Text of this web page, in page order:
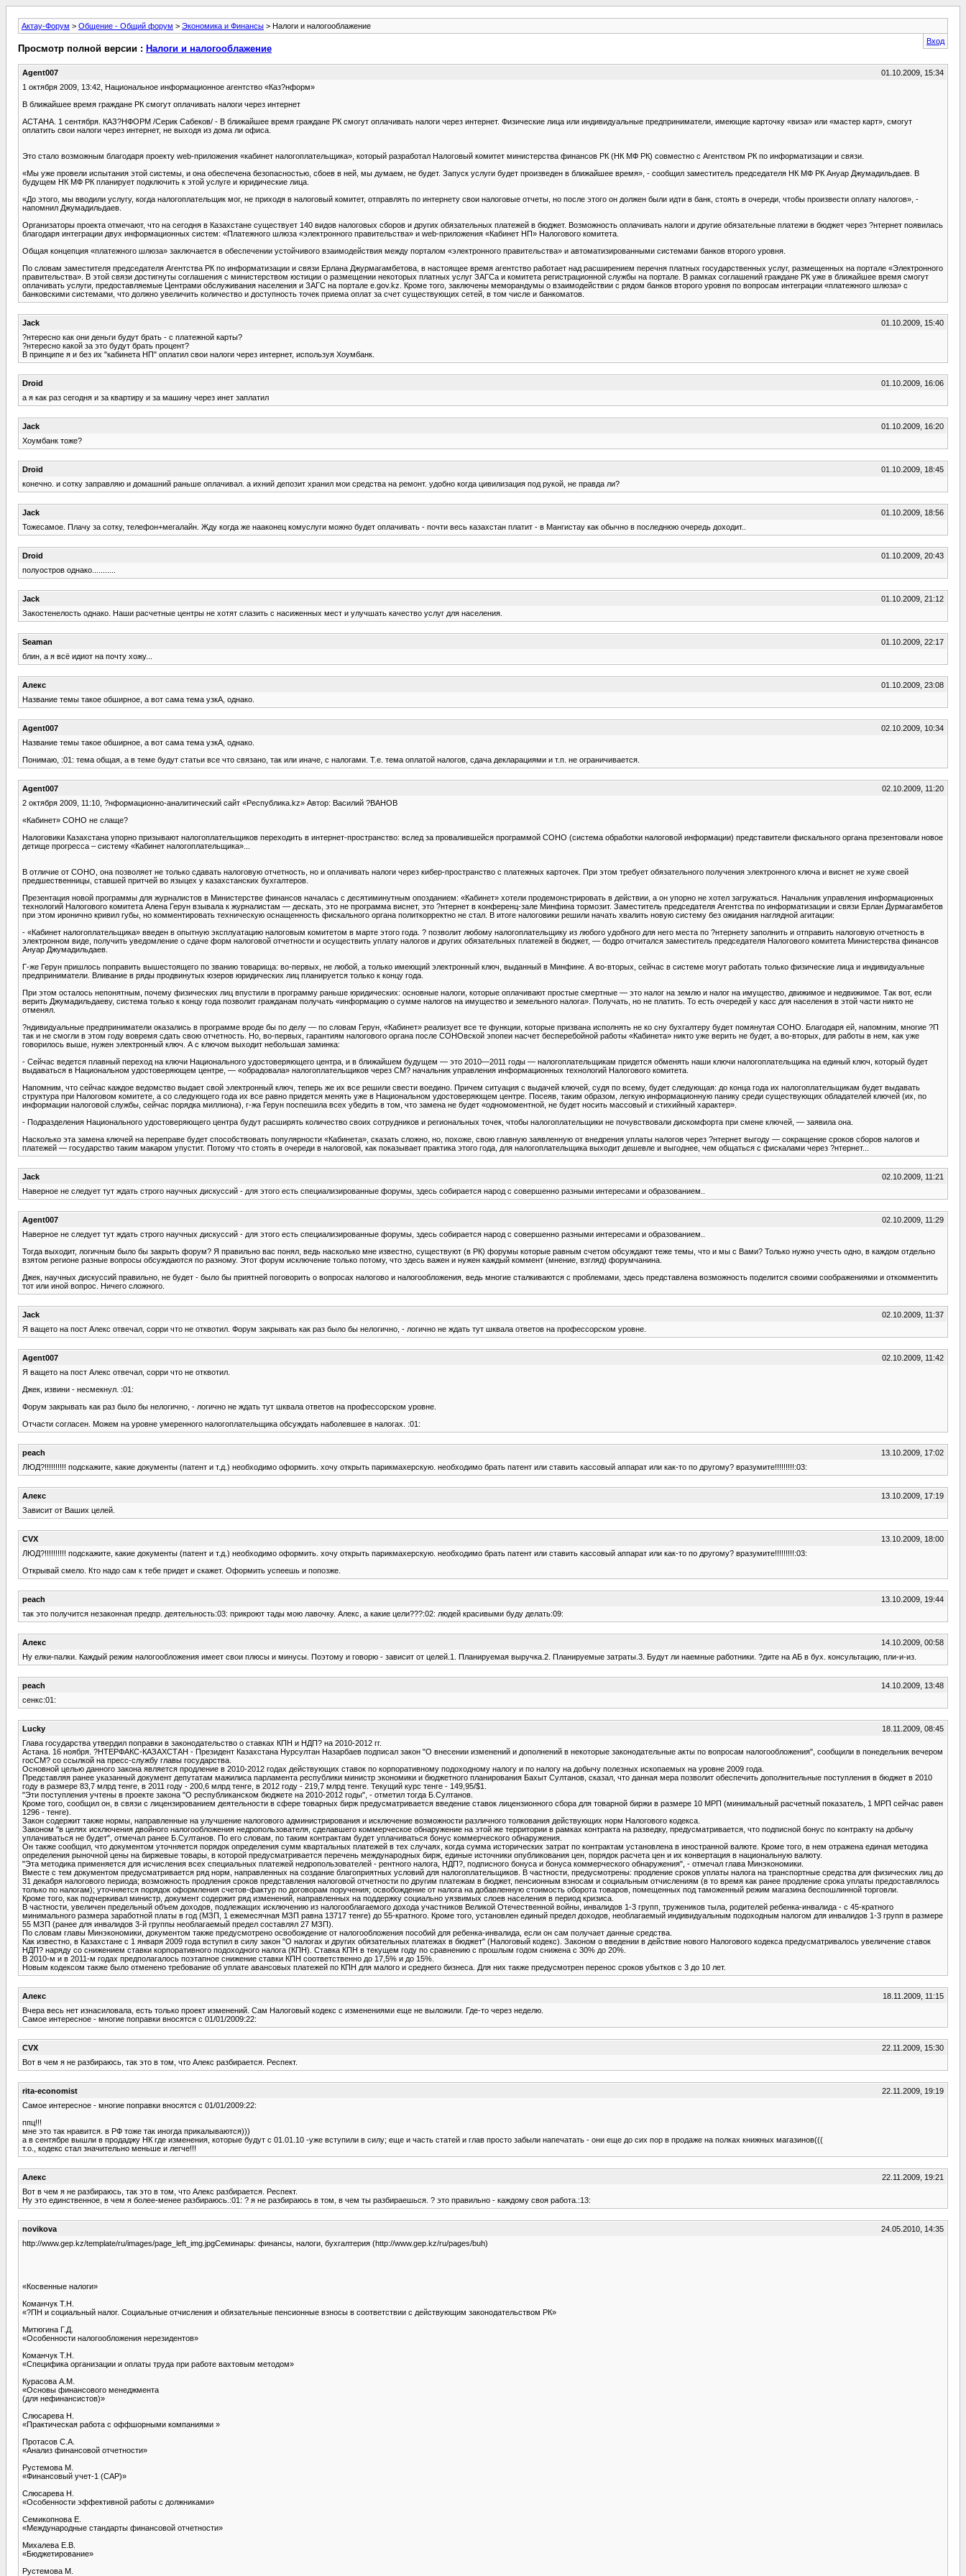
Актау-Форум > Общение - Общий форум > Экономика и Финансы > Налоги и налогооблажение
Вход
Просмотр полной версии : Налоги и налогооблажение
Agent007
01.10.2009, 15:34
1 октября 2009, 13:42, Национальное информационное агентство «Каз?нформ»
В ближайшее время граждане РК смогут оплачивать налоги через интернет
АСТАНА. 1 сентября. КАЗ?НФОРМ /Серик Сабеков/ - В ближайшее время граждане РК смогут оплачивать налоги через интернет. Физические лица или индивидуальные предприниматели, имеющие карточку «виза» или «мастер карт», смогут
оплатить свои налоги через интернет, не выходя из дома ли офиса.
Это стало возможным благодаря проекту web-приложения «кабинет налогоплательщика», который разработал Налоговый комитет министерства финансов РК (НК МФ РК) совместно с Агентством РК по информатизации и связи.
«Мы уже провели испытания этой системы, и она обеспечена безопасностью, сбоев в ней, мы думаем, не будет. Запуск услуги будет произведен в ближайшее время», - сообщил заместитель председателя НК МФ РК Ануар Джумадильдаев. В
будущем НК МФ РК планирует подключить к этой услуге и юридические лица.
«До этого, мы вводили услугу, когда налогоплательщик мог, не приходя в налоговый комитет, отправлять по интернету свои налоговые отчеты, но после этого он должен были идти в банк, стоять в очереди, чтобы произвести оплату налогов», -
напомнил Джумадильдаев.
Организаторы проекта отмечают, что на сегодня в Казахстане существует 140 видов налоговых сборов и других обязательных платежей в бюджет. Возможность оплачивать налоги и другие обязательные платежи в бюджет через ?нтернет появилась
благодаря интеграции двух информационных систем: «Платежного шлюза «электронного правительства» и web-приложения «Кабинет НП» Налогового комитета.
Общая концепция «платежного шлюза» заключается в обеспечении устойчивого взаимодействия между порталом «электронного правительства» и автоматизированными системами банков второго уровня.
По словам заместителя председателя Агентства РК по информатизации и связи Ерлана Джурмагамбетова, в настоящее время агентство работает над расширением перечня платных государственных услуг, размещенных на портале «Электронного
правительства». В этой связи достигнуты соглашения с министерством юстиции о размещении некоторых платных услуг ЗАГСа и комитета регистрационной службы на портале. В рамках соглашений граждане РК уже в ближайшее время смогут
оплачивать услуги, предоставляемые Центрами обслуживания населения и ЗАГС на портале e.gov.kz. Кроме того, заключены меморандумы о взаимодействии с рядом банков второго уровня по вопросам интеграции «платежного шлюза» с
банковскими системами, что должно увеличить количество и доступность точек приема оплат за счет существующих сетей, в том числе и банкоматов.
Jack
01.10.2009, 15:40
?нтересно как они деньги будут брать - с платежной карты?
?нтересно какой за это будут брать процент?
В принципе я и без их "кабинета НП" оплатил свои налоги через интернет, используя Хоумбанк.
Droid
01.10.2009, 16:06
а я как раз сегодня и за квартиру и за машину через инет заплатил
Jack
01.10.2009, 16:20
Хоумбанк тоже?
Droid
01.10.2009, 18:45
конечно. и сотку заправляю и домашний раньше оплачивал. а ихний депозит хранил мои средства на ремонт. удобно когда цивилизация под рукой, не правда ли?
Jack
01.10.2009, 18:56
Тожесамое. Плачу за сотку, телефон+мегалайн. Жду когда же нааконец комуслуги можно будет оплачивать - почти весь казахстан платит - в Мангистау как обычно в последнюю очередь доходит..
Droid
01.10.2009, 20:43
полуостров однако...........
Jack
01.10.2009, 21:12
Закостенелость однако. Наши расчетные центры не хотят слазить с насиженных мест и улучшать качество услуг для населения.
Seaman
01.10.2009, 22:17
блин, а я всё идиот на почту хожу...
Алекс
01.10.2009, 23:08
Название темы такое обширное, а вот сама тема узкА, однако.
Agent007
02.10.2009, 10:34
Название темы такое обширное, а вот сама тема узкА, однако.
Понимаю, :01: тема общая, а в теме будут статьи все что связано, так или иначе, с налогами. Т.е. тема оплатой налогов, сдача декларациями и т.п. не ограничивается.
Agent007
02.10.2009, 11:20
2 октября 2009, 11:10, ?нформационно-аналитический сайт «Республика.kz» Автор: Василий ?ВАНОВ
«Кабинет» СОНО не слаще?
Налоговики Казахстана упорно призывают налогоплательщиков переходить в интернет-пространство: вслед за провалившейся программой СОНО (система обработки налоговой информации) представители фискального органа презентовали новое
детище прогресса – систему «Кабинет налогоплательщика»...
В отличие от СОНО, она позволяет не только сдавать налоговую отчетность, но и оплачивать налоги через кибер-пространство с платежных карточек. При этом требует обязательного получения электронного ключа и виснет не хуже своей
предшественницы, ставшей притчей во языцех у казахстанских бухгалтеров.
Презентация новой программы для журналистов в Министерстве финансов началась с десятиминутным опозданием: «Кабинет» хотели продемонстрировать в действии, а он упорно не хотел загружаться. Начальник управления информационных
технологий Налогового комитета Алена Герун взывала к журналистам — дескать, это не программа виснет, это ?нтернет в конференц-зале Минфина тормозит. Заместитель председателя Агентства по информатизации и связи Ерлан Дурмагамбетов
при этом иронично кривил губы, но комментировать техническую оснащенность фискального органа политкорректно не стал. В итоге налоговики решили начать хвалить новую систему без ожидания наглядной агитации:
- «Кабинет налогоплательщика» введен в опытную эксплуатацию налоговым комитетом в марте этого года. ? позволит любому налогоплательщику из любого удобного для него места по ?нтернету заполнить и отправить налоговую отчетность в
электронном виде, получить уведомление о сдаче форм налоговой отчетности и осуществить уплату налогов и других обязательных платежей в бюджет, — бодро отчитался заместитель председателя Налогового комитета Министерства финансов
Ануар Джумадильдаев.
Г-же Герун пришлось поправить вышестоящего по званию товарища: во-первых, не любой, а только имеющий электронный ключ, выданный в Минфине. А во-вторых, сейчас в системе могут работать только физические лица и индивидуальные
предприниматели. Вливание в ряды продвинутых юзеров юридических лиц планируется только к концу года.
При этом осталось непонятным, почему физических лиц впустили в программу раньше юридических: основные налоги, которые оплачивают простые смертные — это налог на землю и налог на имущество, движимое и недвижимое. Так вот, если
верить Джумадильдаеву, система только к концу года позволит гражданам получать «информацию о сумме налогов на имущество и земельного налога». Получать, но не платить. То есть очередей у касс для населения в этой части никто не
отменял.
?ндивидуальные предприниматели оказались в программе вроде бы по делу — по словам Герун, «Кабинет» реализует все те функции, которые призвана исполнять не ко сну бухгалтеру будет помянутая СОНО. Благодаря ей, напомним, многие ?П
так и не смогли в этом году вовремя сдать свою отчетность. Но, во-первых, гарантиям налогового органа после СОНОвской эпопеи насчет бесперебойной работы «Кабинета» никто уже верить не будет, а во-вторых, для работы в нем, как уже
говорилось выше, нужен электронный ключ. А с ключом выходит небольшая заминка:
- Сейчас ведется плавный переход на ключи Национального удостоверяющего центра, и в ближайшем будущем — это 2010—2011 годы — налогоплательщикам придется обменять наши ключи налогоплательщика на единый ключ, который будет
выдаваться в Национальном удостоверяющем центре, — «обрадовала» налогоплательщиков через СМ? начальник управления информационных технологий Налогового комитета.
Напомним, что сейчас каждое ведомство выдает свой электронный ключ, теперь же их все решили свести воедино. Причем ситуация с выдачей ключей, судя по всему, будет следующая: до конца года их налогоплательщикам будет выдавать
структура при Налоговом комитете, а со следующего года их все равно придется менять уже в Национальном удостоверяющем центре. Посеяв, таким образом, легкую информационную панику среди существующих обладателей ключей (их, по
информации налоговой службы, сейчас порядка миллиона), г-жа Герун поспешила всех убедить в том, что замена не будет «одномоментной, не будет носить массовый и стихийный характер».
- Подразделения Национального удостоверяющего центра будут расширять количество своих сотрудников и региональных точек, чтобы налогоплательщики не почувствовали дискомфорта при смене ключей, — заявила она.
Насколько эта замена ключей на переправе будет способствовать популярности «Кабинета», сказать сложно, но, похоже, свою главную заявленную от внедрения уплаты налогов через ?нтернет выгоду — сокращение сроков сборов налогов и
платежей — государство таким макаром упустит. Потому что стоять в очереди в налоговой, как показывает практика этого года, для налогоплательщика выходит дешевле и выгоднее, чем общаться с фискалами через ?нтернет...
Jack
02.10.2009, 11:21
Наверное не следует тут ждать строго научных дискуссий - для этого есть специализированные форумы, здесь собирается народ с совершенно разными интересами и образованием..
Agent007
02.10.2009, 11:29
Наверное не следует тут ждать строго научных дискуссий - для этого есть специализированные форумы, здесь собирается народ с совершенно разными интересами и образованием..
Тогда выходит, логичным было бы закрыть форум? Я правильно вас понял, ведь насколько мне известно, существуют (в РК) форумы которые равным счетом обсуждают теже темы, что и мы с Вами? Только нужно учесть одно, в каждом отдельно
взятом регионе разные вопросы обсуждаются по разному. Этот форум исключение только потому, что здесь важен и нужен каждый коммент (мнение, взгляд) форумчанина.
Джек, научных дискуссий правильно, не будет - было бы приятней поговорить о вопросах налогово и налогообложения, ведь многие сталкиваются с проблемами, здесь представлена возможность поделится своими соображениями и откомментить
тот или иной вопрос. Ничего сложного.
Jack
02.10.2009, 11:37
Я ващето на пост Алекс отвечал, сорри что не отквотил. Форум закрывать как раз было бы нелогично, - логично не ждать тут шквала ответов на профессорском уровне.
Agent007
02.10.2009, 11:42
Я ващето на пост Алекс отвечал, сорри что не отквотил.
Джек, извини - несмекнул. :01:
Форум закрывать как раз было бы нелогично, - логично не ждать тут шквала ответов на профессорском уровне.
Отчасти согласен. Можем на уровне умеренного налогоплательщика обсуждать наболевшее в налогах. :01:
peach
13.10.2009, 17:02
ЛЮД?!!!!!!!!!! подскажите, какие документы (патент и т.д.) необходимо оформить. хочу открыть парикмахерскую. необходимо брать патент или ставить кассовый аппарат или как-то по другому? вразумите!!!!!!!!!:03:
Алекс
13.10.2009, 17:19
Зависит от Ваших целей.
CVX
13.10.2009, 18:00
ЛЮД?!!!!!!!!!! подскажите, какие документы (патент и т.д.) необходимо оформить. хочу открыть парикмахерскую. необходимо брать патент или ставить кассовый аппарат или как-то по другому? вразумите!!!!!!!!!:03:
Открывай смело. Кто надо сам к тебе придет и скажет. Оформить успеешь и попозже.
peach
13.10.2009, 19:44
так это получится незаконная предпр. деятельность:03: прикроют тады мою лавочку. Алекс, а какие цели???:02: людей красивыми буду делать:09:
Алекс
14.10.2009, 00:58
Ну елки-палки. Каждый режим налогообложения имеет свои плюсы и минусы. Поэтому и говорю - зависит от целей.1. Планируемая выручка.2. Планируемые затраты.3. Будут ли наемные работники. ?дите на АБ в бух. консультацию, пли-и-из.
peach
14.10.2009, 13:48
сенкс:01:
Lucky
18.11.2009, 08:45
Глава государства утвердил поправки в законодательство о ставках КПН и НДП? на 2010-2012 гг.
Астана. 16 ноября. ?НТЕРФАКС-КАЗАХСТАН - Президент Казахстана Нурсултан Назарбаев подписал закон "О внесении изменений и дополнений в некоторые законодательные акты по вопросам налогообложения", сообщили в понедельник вечером
госСМ? со ссылкой на пресс-службу главы государства.
Основной целью данного закона является продление в 2010-2012 годах действующих ставок по корпоративному подоходному налогу и по налогу на добычу полезных ископаемых на уровне 2009 года.
Представляя ранее указанный документ депутатам мажилиса парламента республики министр экономики и бюджетного планирования Бахыт Султанов, сказал, что данная мера позволит обеспечить дополнительные поступления в бюджет в 2010
году в размере 83,7 млрд тенге, в 2011 году - 200,6 млрд тенге, в 2012 году - 219,7 млрд тенге. Текущий курс тенге - 149,95/$1.
"Эти поступления учтены в проекте закона "О республиканском бюджете на 2010-2012 годы", - отметил тогда Б.Султанов.
Кроме того, сообщил он, в связи с лицензированием деятельности в сфере товарных бирж предусматривается введение ставок лицензионного сбора для товарной биржи в размере 10 МРП (минимальный расчетный показатель, 1 МРП сейчас равен
1296 - тенге).
Закон содержит также нормы, направленные на улучшение налогового администрирования и исключение возможности различного толкования действующих норм Налогового кодекса.
Законом "в целях исключения двойного налогообложения недропользователя, сделавшего коммерческое обнаружение на этой же территории в рамках контракта на разведку, предусматривается, что подписной бонус по контракту на добычу
уплачиваться не будет", отмечал ранее Б.Султанов. По его словам, по таким контрактам будет уплачиваться бонус коммерческого обнаружения.
Он также сообщил, что документом уточняется порядок определения сумм квартальных платежей в тех случаях, когда сумма исторических затрат по контрактам установлена в иностранной валюте. Кроме того, в нем отражена единая методика
определения рыночной цены на биржевые товары, в которой предусматривается перечень международных бирж, единые источники опубликования цен, порядок расчета цен и их конвертация в национальную валюту.
"Эта методика применяется для исчисления всех специальных платежей недропользователей - рентного налога, НДП?, подписного бонуса и бонуса коммерческого обнаружения", - отмечал глава Минэкономики.
Вместе с тем документом предусматривается ряд норм, направленных на создание благоприятных условий для налогоплательщиков. В частности, предусмотрены: продление сроков уплаты налога на транспортные средства для физических лиц до
31 декабря налогового периода; возможность продления сроков представления налоговой отчетности по другим платежам в бюджет, пенсионным взносам и социальным отчислениям (в то время как ранее продление срока уплаты предоставлялось
только по налогам); уточняется порядок оформления счетов-фактур по договорам поручения; освобождение от налога на добавленную стоимость оборота товаров, помещенных под таможенный режим магазина беспошлинной торговли.
Кроме того, как подчеркивал министр, документ содержит ряд изменений, направленных на поддержку социально уязвимых слоев населения в период кризиса.
В частности, увеличен предельный объем доходов, подлежащих исключению из налогооблагаемого дохода участников Великой Отечественной войны, инвалидов 1-3 групп, тружеников тыла, родителей ребенка-инвалида - с 45-кратного
минимального размера заработной платы в год (МЗП, 1 ежемесячная МЗП равна 13717 тенге) до 55-кратного. Кроме того, установлен единый предел доходов, необлагаемый индивидуальным подоходным налогом для инвалидов 1-3 групп в размере
55 МЗП (ранее для инвалидов 3-й группы необлагаемый предел составлял 27 МЗП).
По словам главы Минэкономики, документом также предусмотрено освобождение от налогообложения пособий для ребенка-инвалида, если он сам получает данные средства.
Как известно, в Казахстане с 1 января 2009 года вступил в силу закон "О налогах и других обязательных платежах в бюджет" (Налоговый кодекс). Законом о введении в действие нового Налогового кодекса предусматривалось увеличение ставок
НДП? наряду со снижением ставки корпоративного подоходного налога (КПН). Ставка КПН в текущем году по сравнению с прошлым годом снижена с 30% до 20%.
В 2010-м и в 2011-м годах предполагалось поэтапное снижение ставки КПН соответственно до 17,5% и до 15%.
Новым кодексом также было отменено требование об уплате авансовых платежей по КПН для малого и среднего бизнеса. Для них также предусмотрен перенос сроков убытков с 3 до 10 лет.
Алекс
18.11.2009, 11:15
Вчера весь нет изнасиловала, есть только проект изменений. Сам Налоговый кодекс с изменениями еще не выложили. Где-то через неделю.
Самое интересное - многие поправки вносятся с 01/01/2009:22:
CVX
22.11.2009, 15:30
Вот в чем я не разбираюсь, так это в том, что Алекс разбирается. Респект.
rita-economist
22.11.2009, 19:19
Самое интересное - многие поправки вносятся с 01/01/2009:22:
ппц!!!
мне это так нравится. в РФ тоже так иногда прикалываются)))
а в сентябре вышли в продаджу НК где изменения, которые будут с 01.01.10 -уже вступили в силу; еще и часть статей и глав просто забыли напечатать - они еще до сих пор в продаже на полках книжных магазинов(((
т.о., кодекс стал значительно меньше и легче!!!
Алекс
22.11.2009, 19:21
Вот в чем я не разбираюсь, так это в том, что Алекс разбирается. Респект.
Ну это единственное, в чем я более-менее разбираюсь.:01: ? я не разбираюсь в том, в чем ты разбираешься. ? это правильно - каждому своя работа.:13:
novikova
24.05.2010, 14:35
http://www.gep.kz/template/ru/images/page_left_img.jpgСеминары: финансы, налоги, бухгалтерия (http://www.gep.kz/ru/pages/buh)
«Косвенные налоги»
Команчук Т.Н.
«?ПН и социальный налог. Социальные отчисления и обязательные пенсионные взносы в соответствии с действующим законодательством РК»
Митюгина Г.Д.
«Особенности налогообложения нерезидентов»
Команчук Т.Н.
«Специфика организации и оплаты труда при работе вахтовым методом»
Курасова А.М.
«Основы финансового менеджмента
(для нефинансистов)»
Слюсарева Н.
«Практическая работа с оффшорными компаниями »
Протасов С.А.
«Анализ финансовой отчетности»
Рустемова М.
«Финансовый учет-1 (САР)»
Слюсарева Н.
«Особенности эффективной работы с должниками»
Cемикопнова Е.
«Международные стандарты финансовой отчетности»
Михалева Е.В.
«Бюджетирование»
Рустемова М.